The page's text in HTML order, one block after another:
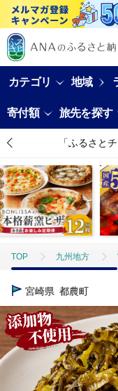
カテゴリ 地域
寄付額 旅先を探す
「ふるさと
TOP 九州地方
TOP
TOP 加工食品
宮崎県 都農町